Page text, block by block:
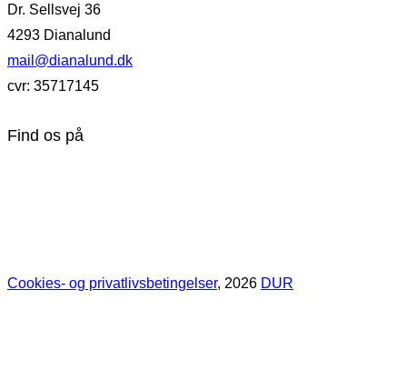
Dr. Sellsvej 36
4293 Dianalund
mail@dianalund.dk
cvr: 35717145
Find os på
Cookies- og privatlivsbetingelser, 2026 DUR